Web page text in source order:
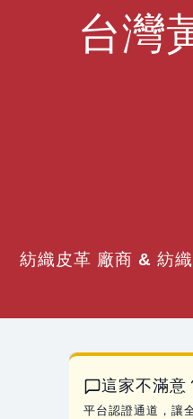
台灣
紡織皮革 廠商 & 紡
這家不滿意
平台認證通道，讓